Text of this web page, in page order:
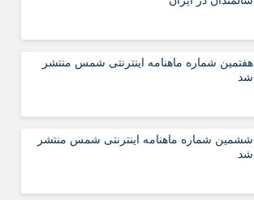
هفتمین شماره ماهنامه اینترنتی شمس منتشر
شد
ششمین شماره ماهنامه اینترنتی شمس منتشر
شد